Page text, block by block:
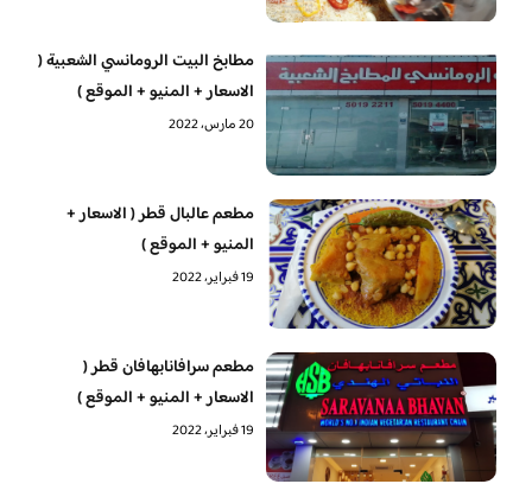
مطابخ البيت الرومانسي الشعبية (
الاسعار + المنيو + الموقع )
20 مارس، 2022
مطعم عالبال قطر ( الاسعار +
المنيو + الموقع )
19 فبراير، 2022
مطعم سرافانابهافان قطر (
الاسعار + المنيو + الموقع )
19 فبراير، 2022